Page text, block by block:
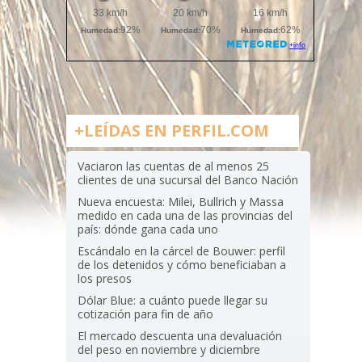
+LEÍDAS EN PERFIL.COM
Vaciaron las cuentas de al menos 25
clientes de una sucursal del Banco Nación
Nueva encuesta: Milei, Bullrich y Massa
medido en cada una de las provincias del
país: dónde gana cada uno
Escándalo en la cárcel de Bouwer: perfil
de los detenidos y cómo beneficiaban a
los presos
Dólar Blue: a cuánto puede llegar su
cotización para fin de año
El mercado descuenta una devaluación
del peso en noviembre y diciembre